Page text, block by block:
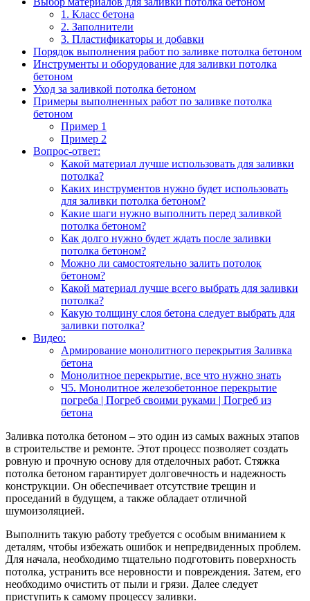
1. Класс бетона
2. Заполнители
3. Пластификаторы и добавки
Порядок выполнения работ по заливке потолка бетоном
Инструменты и оборудование для заливки потолка
бетоном
Уход за заливкой потолка бетоном
Примеры выполненных работ по заливке потолка
бетоном
Пример 1
Пример 2
Вопрос-ответ:
Какой материал лучше использовать для заливки
потолка?
Каких инструментов нужно будет использовать
для заливки потолка бетоном?
Какие шаги нужно выполнить перед заливкой
потолка бетоном?
Как долго нужно будет ждать после заливки
потолка бетоном?
Можно ли самостоятельно залить потолок
бетоном?
Какой материал лучше всего выбрать для заливки
потолка?
Какую толщину слоя бетона следует выбрать для
заливки потолка?
Видео:
Армирование монолитного перекрытия Заливка
бетона
Монолитное перекрытие, все что нужно знать
Ч5. Монолитное железобетонное перекрытие
погреба | Погреб своими руками | Погреб из
бетона
Заливка потолка бетоном – это один из самых важных этапов
в строительстве и ремонте. Этот процесс позволяет создать
ровную и прочную основу для отделочных работ. Стяжка
потолка бетоном гарантирует долговечность и надежность
конструкции. Он обеспечивает отсутствие трещин и
проседаний в будущем, а также обладает отличной
шумоизоляцией.
Выполнить такую работу требуется с особым вниманием к
деталям, чтобы избежать ошибок и непредвиденных проблем.
Для начала, необходимо тщательно подготовить поверхность
потолка, устранить все неровности и повреждения. Затем, его
необходимо очистить от пыли и грязи. Далее следует
приступить к самому процессу заливки.